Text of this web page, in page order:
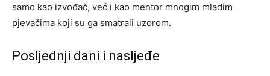
samo kao izvođač, već i kao mentor mnogim mladim
pjevačima koji su ga smatrali uzorom.
Posljednji dani i nasljeđe